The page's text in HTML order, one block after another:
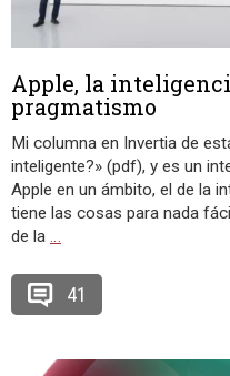
Apple, la
pragmatismo
Mi columna en Invertia de
inteligente?» (pdf), y es un
Apple en un ámbito, el de la
tiene las cosas para nada
de la …
41